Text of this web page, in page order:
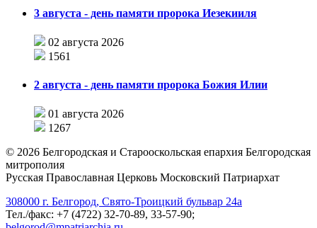
3 августа - день памяти пророка Иезекииля
02 августа 2026
1561
2 августа - день памяти пророка Божия Илии
01 августа 2026
1267
© 2026 Белгородская и Старооскольская епархия Белгородская
митрополия
Русская Православная Церковь Московский Патриархат
308000 г. Белгород, Свято-Троицкий бульвар 24а
Тел./факс: +7 (4722) 32-70-89, 33-57-90;